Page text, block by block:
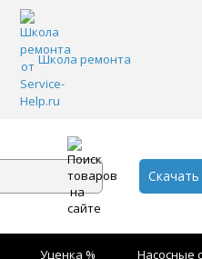
Школа ремонта
Уценка % Насосные